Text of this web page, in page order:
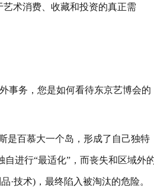
术消费、收藏和投资的真正需
务，您是如何看待东京艺博会的
百慕大一个岛，形成了自己独特
进行“最适化”，而丧失和区域外
·技术)，最终陷入被淘汰的危险。